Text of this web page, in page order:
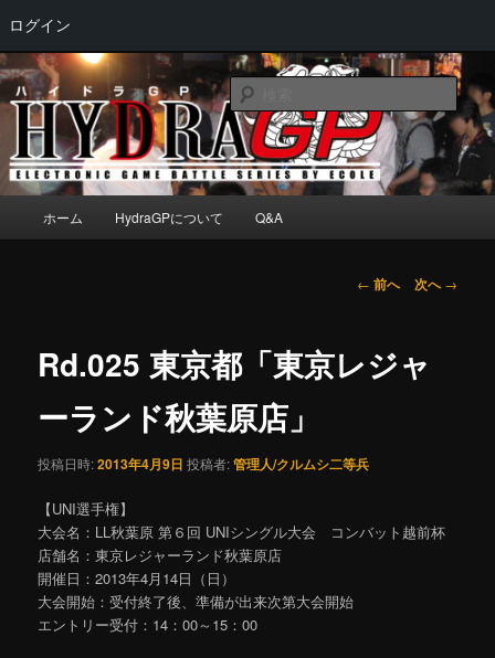
ログイン
メ
イ
ン
ン
テ
ン
HydraGP
Electronic game battle series by ECOLE
検
索
ホーム HydraGPについて Q&A
投
ゲ
ン
← 前へ 次へ→
Rd.025 東京都「東京レジャ
ーランド秋葉原店」
投稿日時:2013年4月9日 投稿者:管理人/クルムシ二等兵
【UNI選手権】
大会名：LL秋葉原 第６回 UNIシングル大会 コンバット越前杯
店舗名：東京レジャーランド秋葉原店
開催日：2013年4月14日（日）
大会開始：受付終了後、準備が出来次第大会開始
エントリー受付：14：00～15：00